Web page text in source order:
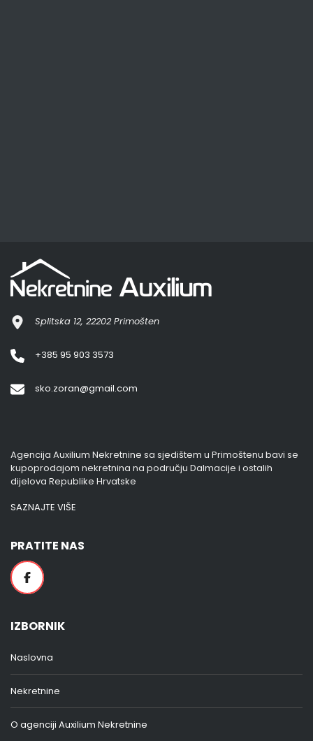
Splitska 12, 22202 Primošten
+385 95 903 3573
sko.zoran@gmail.com
Agencija Auxilium Nekretnine sa sjedištem u Primoštenu bavi se
kupoprodajom nekretnina na području Dalmacije i ostalih
dijelova Republike Hrvatske
SAZNAJTE VIŠE
PRATITE NAS
IZBORNIK
Naslovna
Nekretnine
O agenciji Auxilium Nekretnine